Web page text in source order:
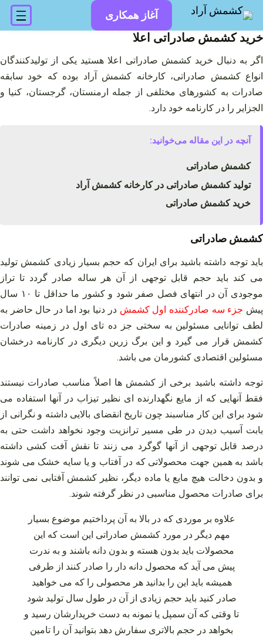
محتوا
آغاز همکاری
خرید کشمش صادراتی اعلا
اگر به دنبال خرید کشمش صادراتی اعلا هستید یکی از تولیدکنندگان
انواع کشمش صادراتی، کارخانه کشمش آراد بوده که خود سابقه
صادرات به کشورهای مختلفی از جمله ارمنستان، گرجستان، کنیا و
الجزایر را در کارنامه خود دارد.
آنچه در این مقاله می‌خوانید:
کشمش صادراتی
تولید کشمش صادراتی در کارخانه کشمش آراد
خرید کشمش صادراتی
کشمش صادراتی
باید توجه داشته باشید برای ایران که حجم بسیار زیادی کشمش تولید
می‌ کند باید حجم قابل توجهی از آن هر ساله صادر گردد تا تراز
موجودی آن در انتهای فصل صفر شود و کشور ما حداقل تا ۱۰ سال
پیش جزء سه صادرکننده اول کشمش در دنیا بود اما در حال حاضر به
لطف توانایی مسئولین به سختی جز ده تای اول در زمینه صادرات
کشمش قرار می‌ گیرد و این برگ زرین دیگری در کارنامه درخشان
مسئولین اقتصادی کشورمان می‌ باشد.
توجه داشته باشید برخی از کشمش‌ ها اصلاً مناسب صادرات نیستند
فقط آنهایی که از مایع نگهدارنده ای نظیر تیزاب در آنها استفاده می‌
شود برای این کار مناسبند چون تاریخ انقضای بالایی داشته و نگرانی از
بابت آسیب دیدن در طی مسیر ترانزیت وجود نخواهد داشت حتی به
درصد قابل توجهی از آنها گوگرد می‌ زنند تا نقش آفت کشی داشته
باشد به همین جهت محصولاتی که در آفتاب و یا سایه خشک می‌ شوند
و بدون دخالت هیچ مایع یا ماده دیگر، نظیر کشمش آفتابی نمی‌ توانند
برای صادرات محصول مناسبی در نظر گرفته شوند.
علاوه بر موردی که در بالا به آن پرداختیم موضوع بسیار
مهم دیگر در مورد کشمش صادراتی این است که این
محصولات باید بدون هسته و بدون دانه باشند و به ندرت
پیش می‌ آید که محصول دانه‌ دار را صادر کنند از طرفی
همیشه باید این را بدانید هر محصولی را که می‌ خواهید
صادر کنید باید حجم زیادی از آن در طول سال تولید شود
تا وقتی که آن سمپل یا نمونه به دست خریدارشان رسید و
بخواهد در حجم بالاتری سفارش دهد بتوانید آن را تامین